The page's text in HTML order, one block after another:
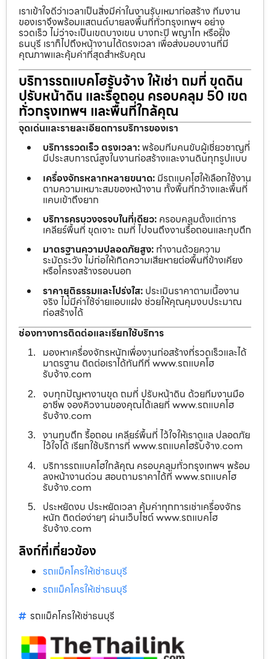
เราเข้าใจดีว่าเวลาเป็นสิ่งมีค่าในงานรับเหมาก่อสร้าง ทีมงาน
ของเราจึงพร้อมแสตนด์บายลงพื้นที่ทั่วกรุงเทพฯ อย่าง
รวดเร็ว ไม่ว่าจะเป็นเขตบางเขน บางกะปิ พญาไท หรือฝั่ง
ธนบุรี เราก็ไปถึงหน้างานได้ตรงเวลา เพื่อส่งมอบงานที่มี
คุณภาพและคุ้มค่าที่สุดสำหรับคุณ
บริการรถแบคโฮรับจ้าง ให้เช่า ถมที่ ขุดดิน
ปรับหน้าดิน และรื้อถอน ครอบคลุม 50 เขต
ทั่วกรุงเทพฯ และพื้นที่ใกล้คุณ
จุดเด่นและรายละเอียดการบริการของเรา
บริการรวดเร็ว ตรงเวลา:พร้อมทีมคนขับผู้เชี่ยวชาญที่
มีประสบการณ์สูงในงานก่อสร้างและงานดินทุกรูปแบบ
เครื่องจักรหลากหลายขนาด: มีรถแบคโฮให้เลือกใช้งาน
ตามความเหมาะสมของหน้างาน ทั้งพื้นที่กว้างและพื้นที่
แคบเข้าถึงยาก
บริการครบวงจรจบในที่เดียว: ครอบคลุมตั้งแต่การ
เคลียร์พื้นที่ ขุดเจาะ ถมที่ ไปจนถึงงานรื้อถอนและทุบตึก
มาตรฐานความปลอดภัยสูง: ทำงานด้วยความ
ระมัดระวัง ไม่ก่อให้เกิดความเสียหายต่อพื้นที่ข้างเคียง
หรือโครงสร้างรอบนอก
ราคายุติธรรมและโปร่งใส: ประเมินราคาตามเนื้องาน
จริง ไม่มีค่าใช้จ่ายแอบแฝง ช่วยให้คุณคุมงบประมาณ
ก่อสร้างได้
ช่องทางการติดต่อและเรียกใช้บริการ
มองหาเครื่องจักรหนักเพื่องานก่อสร้างที่รวดเร็วและได้
มาตรฐาน ติดต่อเราได้ทันทีที่ www.รถแบคโฮ
รับจ้าง.com
จบทุกปัญหางานขุด ถมที่ ปรับหน้าดิน ด้วยทีมงานมือ
อาชีพ จองคิวงานของคุณได้เลยที่ www.รถแบคโฮ
รับจ้าง.com
งานทุบตึก รื้อถอน เคลียร์พื้นที่ ไว้ใจให้เราดูแล ปลอดภัย
ไว้ใจได้ เรียกใช้บริการที่ www.รถแบคโฮรับจ้าง.com
บริการรถแบคโฮใกล้คุณ ครอบคลุมทั่วกรุงเทพฯ พร้อม
ลงหน้างานด่วน สอบถามราคาได้ที่ www.รถแบคโฮ
รับจ้าง.com
ประหยัดงบ ประหยัดเวลา คุ้มค่าทุกการเช่าเครื่องจักร
หนัก ติดต่อง่ายๆ ผ่านเว็บไซต์ www.รถแบคโฮ
รับจ้าง.com
ลิงก์ที่เกี่ยวข้อง
รถแม็คโครให้เช่าธนบุรี
รถแม็คโครให้เช่าธนบุรี
รถแม็คโครให้เช่าธนบุรี